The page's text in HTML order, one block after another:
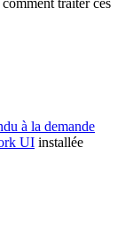
traiter ces
à la demande
UI installée